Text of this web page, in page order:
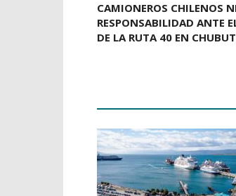
CAMIONEROS CHILENOS
RESPONSABILIDAD ANTE
DE LA RUTA 40 EN CHUBUT